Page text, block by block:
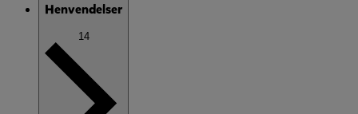
Henvendelser
14